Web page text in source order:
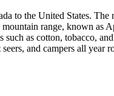
to the United States. The
range, known as
as cotton, tobacco,
and campers all year